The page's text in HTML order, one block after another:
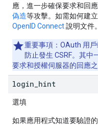
應，進一步確保要求和回
偽造等攻擊。如需如何建
OpenID Connect說明文件。
重要事項： OAuth 用
防止發生 CSRF。其中
要求和授權伺服器的回應之
login hint
選填
如果應用程式知道要驗證